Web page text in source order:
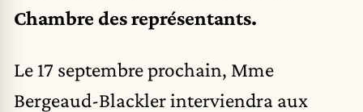
Chambre des représentants.
Le 17 septembre prochain, Mme
Bergeaud-Blackler interviendra aux